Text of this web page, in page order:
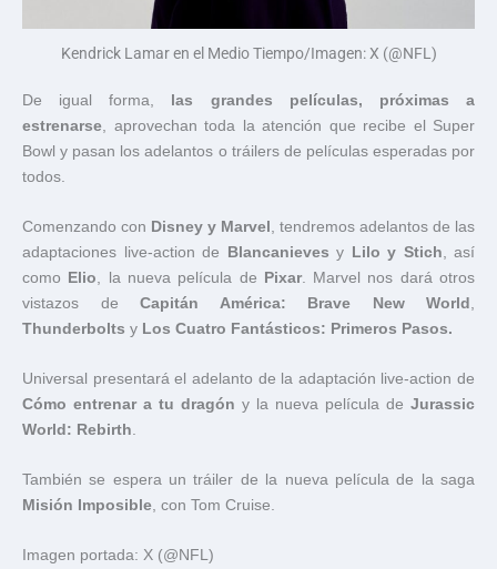
Kendrick Lamar en el Medio Tiempo/Imagen: X (@NFL)
De igual forma,
las grandes películas, próximas a
estrenarse, aprovechan toda la atención que recibe el Super
Bowl y pasan los adelantos o tráilers de películas esperadas por
todos.
Comenzando con Disney y Marvel , tendremos adelantos de las
adaptaciones live-action de Blancanieves y Lilo y Stich, así
como
Elio, la nueva película de Pixar. Marvel nos dará otros
vistazos de Capitán América: Brave New World ,
Thunderbolts y Los Cuatro Fantásticos: Primeros Pasos.
Universal presentará el adelanto de la adaptación live-action de
Cómo entrenar a tu dragón y la nueva película de Jurassic
World: Rebirth.
También se espera un tráiler de la nueva película de la saga
Misión Imposible , con Tom Cruise.
Imagen portada: X (@NFL)